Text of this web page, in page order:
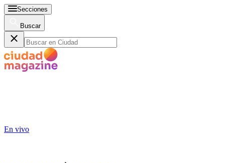
Secciones
Buscar
En vivo